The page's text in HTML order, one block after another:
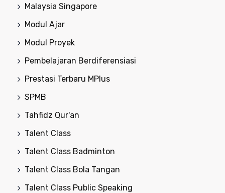
Malaysia Singapore
Modul Ajar
Modul Proyek
Pembelajaran Berdiferensiasi
Prestasi Terbaru MPlus
SPMB
Tahfidz Qur'an
Talent Class
Talent Class Badminton
Talent Class Bola Tangan
Talent Class Public Speaking